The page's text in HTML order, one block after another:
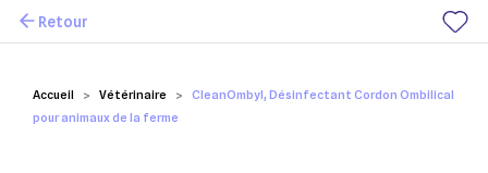
Mes favoris
Accueil Vétérinaire
CleanOmbyl, Désinfectant Cordon Ombilical
pour animaux de la ferme
Retour